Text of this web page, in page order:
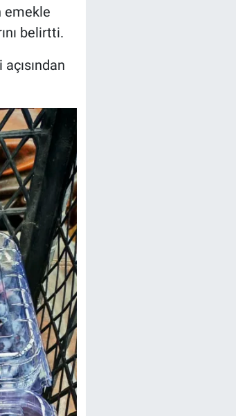
emekle
belirtti.